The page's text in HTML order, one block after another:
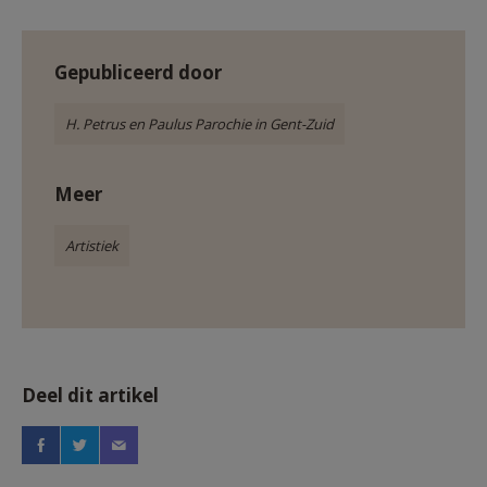
Gepubliceerd door
H. Petrus en Paulus Parochie in Gent-Zuid
Meer
Artistiek
Deel dit artikel